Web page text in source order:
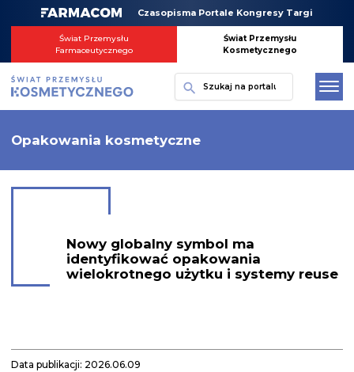
Czasopisma Portale Kongresy Targi
Świat Przemysłu
Farmaceutycznego
Świat Przemysłu
Kosmetycznego
Szukaj
Opakowania kosmetyczne
Nowy globalny symbol ma
identyfikować opakowania
wielokrotnego użytku i systemy reuse
Data publikacji: 2026.06.09